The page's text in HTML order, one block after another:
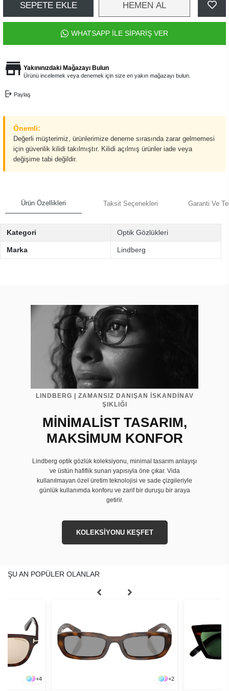
SEPETE EKLE HEMEN AL
WHATSAPP İLE SİPARİŞ VER
Yakınınızdaki Mağazayı Bulun
Ürünü incelemek veya denemek için size en yakın mağazayı bulun.
Paylaş
Önemli:
Değerli müşterimiz, ürünlerimize deneme sırasında zarar gelmemesi
için güvenlik kilidi takılmıştır. Kilidi açılmış ürünler iade veya
değişime tabi değildir.
Ürün Özellikleri Taksit Seçenekleri Garanti Ve
Kategori Optik Gözlükleri
Marka Lindberg
LINDBERG | ZAMANSIZ DANIŞAN İSKANDİNAV
ŞIKLIĞI
MİNİMALİST TASARIM,
MAKSİMUM KONFOR
Lindberg optik gözlük koleksiyonu, minimal tasarım anlayışı
ve üstün hafiflik sunan yapısıyla öne çıkar. Vida
kullanılmayan özel üretim teknolojisi ve sade çizgileriyle
günlük kullanımda konforu ve zarif bir duruşu bir araya
getirir.
KOLEKSİYONU KEŞFET
ŞU AN POPÜLER OLANLAR
+4 +2